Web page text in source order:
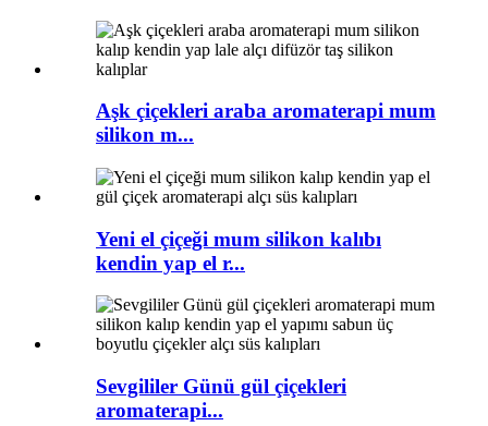
Aşk çiçekleri araba aromaterapi mum
silikon m...
Yeni el çiçeği mum silikon kalıbı
kendin yap el r...
Sevgililer Günü gül çiçekleri
aromaterapi...